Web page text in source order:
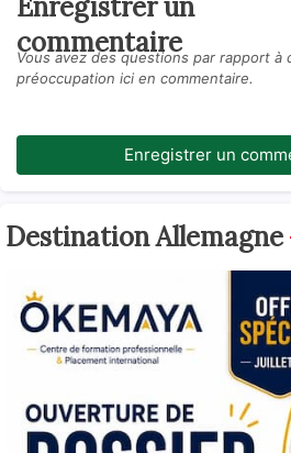
commentaire
Vous avez des questions par rapport
préoccupation ici en commentaire.
Enregistrer un
Destination Allemagne